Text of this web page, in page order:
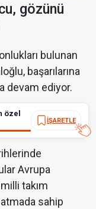
gözünü
bulunan
başarılarına
devam ediyor.
özel
İŞARETLE
Avrupa
takım
sahip